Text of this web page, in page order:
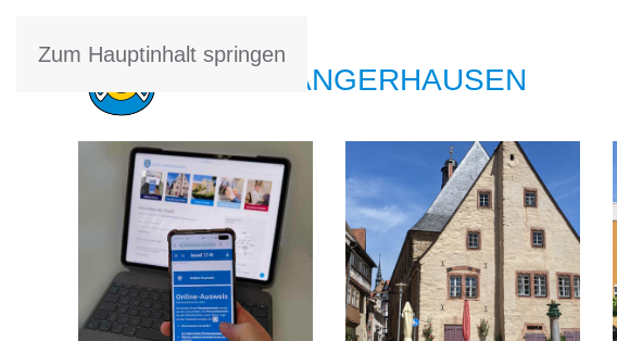
Zum Hauptinhalt springen
STADT SANGERHAUSEN